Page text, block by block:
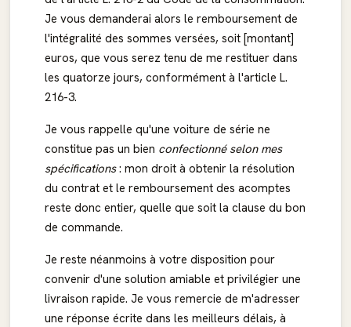
Je vous demanderai alors le remboursement de
l'intégralité des sommes versées, soit [montant]
euros, que vous serez tenu de me restituer dans
les quatorze jours, conformément à l'article L.
216-3.
Je vous rappelle qu'une voiture de série ne
constitue pas un bien confectionné selon mes
spécifications: mon droit à obtenir la résolution
du contrat et le remboursement des acomptes
reste donc entier, quelle que soit la clause du bon
de commande.
Je reste néanmoins à votre disposition pour
convenir d'une solution amiable et privilégier une
livraison rapide. Je vous remercie de m'adresser
une réponse écrite dans les meilleurs délais, à